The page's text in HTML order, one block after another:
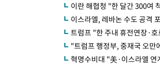
이란 해협청 "한 달간 300여
이스라엘, 레바논 수도 공격
트럼프 "한 주내 휴전연장·
"트럼프 행정부, 중재국 오
혁명수비대 "美·이스라엘